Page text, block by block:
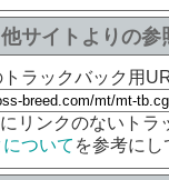
他サイトよりの参
トラックバック用
リンクのないトラ
ついて を参考に